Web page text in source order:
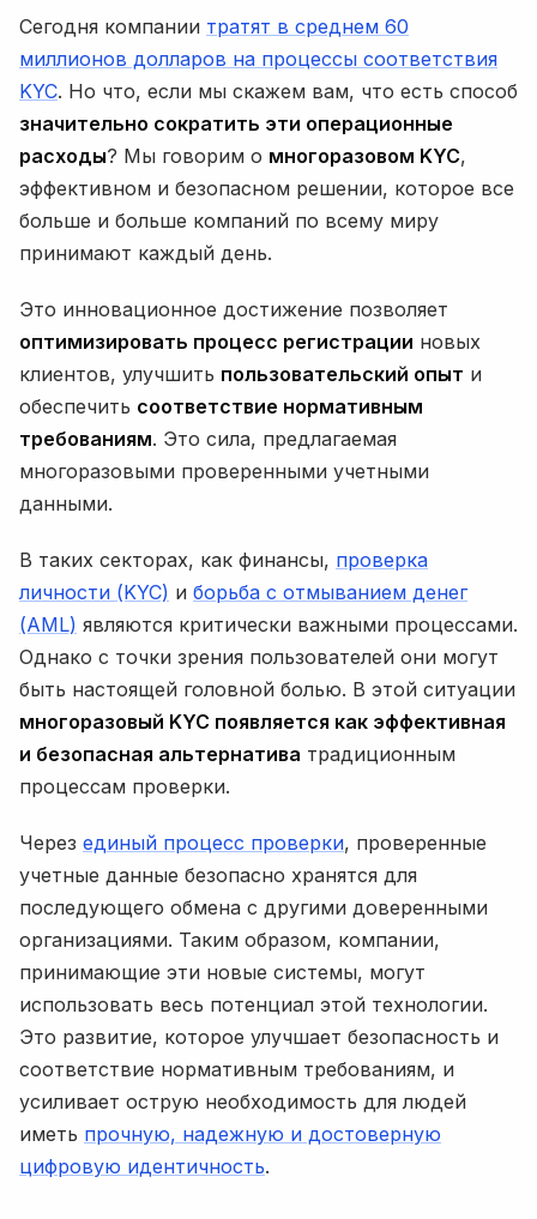
Сегодня компании тратят в среднем 60
миллионов долларов на процессы соответствия
KYC. Но что, если мы скажем вам, что есть способ
значительно сократить эти операционные
расходы? Мы говорим о многоразовом KYC,
эффективном и безопасном решении, которое все
больше и больше компаний по всему миру
принимают каждый день.
Это инновационное достижение позволяет
оптимизировать процесс регистрации новых
клиентов, улучшить пользовательский опыт и
обеспечить соответствие нормативным
требованиям. Это сила, предлагаемая
многоразовыми проверенными учетными
данными.
В таких секторах, как финансы, проверка
личности (KYC) и борьба с отмыванием денег
(AML) являются критически важными процессами.
Однако с точки зрения пользователей они могут
быть настоящей головной болью. В этой ситуации
многоразовый KYC появляется как эффективная
и безопасная альтернатива традиционным
процессам проверки.
Через единый процесс проверки, проверенные
учетные данные безопасно хранятся для
последующего обмена с другими доверенными
организациями. Таким образом, компании,
принимающие эти новые системы, могут
использовать весь потенциал этой технологии.
Это развитие, которое улучшает безопасность и
соответствие нормативным требованиям, и
усиливает острую необходимость для людей
иметь прочную, надежную и достоверную
цифровую идентичность.